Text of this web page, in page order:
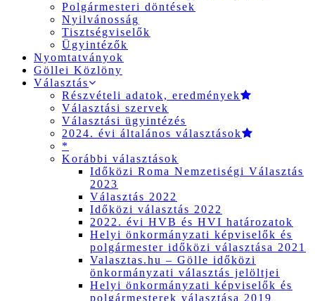
Polgármesteri döntések
Nyilvánosság
Tisztségviselők
Ügyintézők
Nyomtatványok
Göllei Közlöny
Választás
Részvételi adatok, eredmények
Választási szervek
Választási ügyintézés
2024. évi általános választások
*
Korábbi választások
Időközi Roma Nemzetiségi Választás
2023
Választás 2022
Időközi választás 2022
2022. évi HVB és HVI határozatok
Helyi önkormányzati képviselők és
polgármester időközi választása 2021
Valasztas.hu – Gölle időközi
önkormányzati választás jelöltjei
Helyi önkormányzati képviselők és
polgármesterek választása 2019